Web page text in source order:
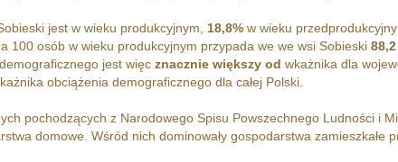
jest w wieku produkcyjnym, 18,8%w wieku
100 osób w wieku produkcyjnym przypada we we wsi Sobieski 88,2
jest więc znacznie większy od wkażnika dla
obciążenia demograficznego dla całej Polski.
pochodzących z Narodowego Spisu Powszechnego Ludności i
domowe. Wśród nich dominowały gospodarstwa zamieszkałe